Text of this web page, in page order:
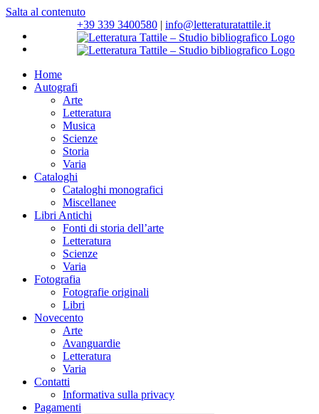
Salta al contenuto
+39 339 3400580 | info@letteraturatattile.it
Home
Autografi
Arte
Letteratura
Musica
Scienze
Storia
Varia
Cataloghi
Cataloghi monografici
Miscellanee
Libri Antichi
Fonti di storia dell’arte
Letteratura
Scienze
Varia
Fotografia
Fotografie originali
Libri
Novecento
Arte
Avanguardie
Letteratura
Varia
Contatti
Informativa sulla privacy
Pagamenti